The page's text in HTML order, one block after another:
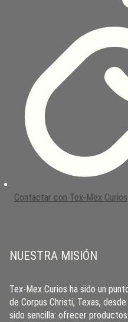
Contactar con Tex-Mex Curios
NUESTRA MISIÓN
Tex-Mex Curios ha sido un
de Corpus Christi, Texas,
sido sencilla: ofrecer